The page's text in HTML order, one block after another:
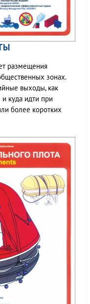
размещения
зонах.
выходы, как
и куда идти при
более коротких